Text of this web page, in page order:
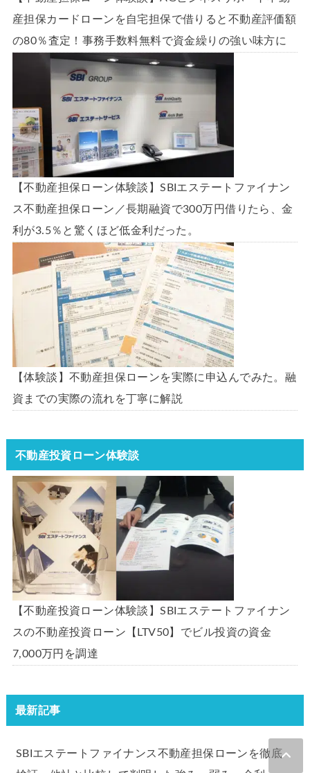
産担保カードローンを自宅担保で借りると不動産評価額
の80％査定！事務手数料無料で資金繰りの強い味方に
【不動産担保ローン体験談】SBIエステートファイナン
ス不動産担保ローン／長期融資で300万円借りたら、金
利が3.5％と驚くほど低金利だった。
【体験談】不動産担保ローンを実際に申込んでみた。融
資までの実際の流れを丁寧に解説
不動産投資ローン体験談
【不動産投資ローン体験談】SBIエステートファイナン
スの不動産投資ローン【LTV50】でビル投資の資金
7,000万円を調達
最新記事
SBIエステートファイナンス不動産担保ローンを徹底